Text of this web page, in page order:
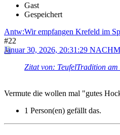
Gast
Gespeichert
Antw:Wir empfangen Krefeld im
#22
Januar 30, 2026, 20:31:29
Zitat von: TeufelTradition
Vermute die wollen mal "gutes
1 Person(en) gefällt das.